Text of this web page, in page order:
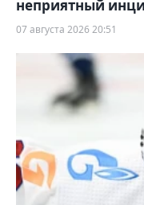
неприятный
07 августа 2026 20:51